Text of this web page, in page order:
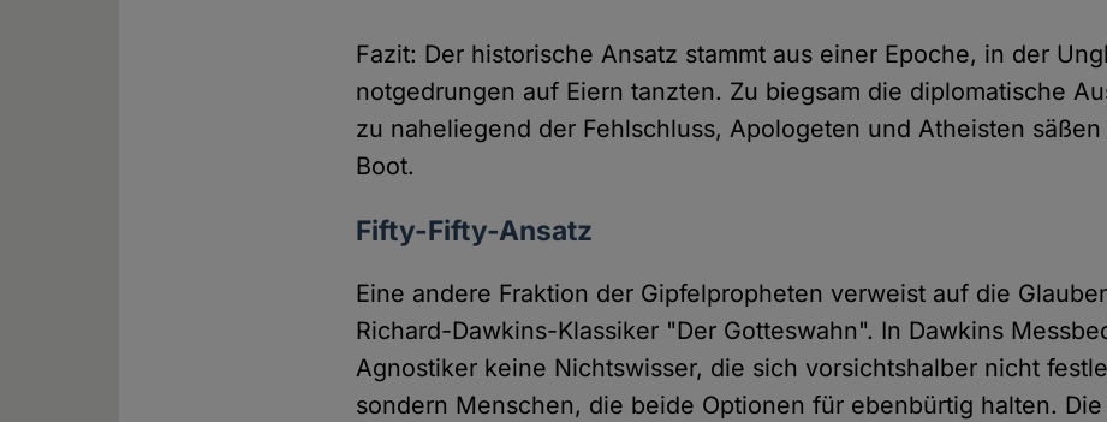
Fazit: Der historische Ansatz stammt aus einer Epoche, in der
notgedrungen auf Eiern tanzten. Zu biegsam die diplomatische
zu naheliegend der Fehlschluss, Apologeten und Atheisten säßen
Boot.
Fifty-Fifty-Ansatz
Eine andere Fraktion der Gipfelpropheten verweist auf die
Richard-Dawkins-Klassiker "Der Gotteswahn". In Dawkins
Agnostiker keine Nichtswisser, die sich vorsichtshalber nicht
sondern Menschen, die beide Optionen für ebenbürtig halten.